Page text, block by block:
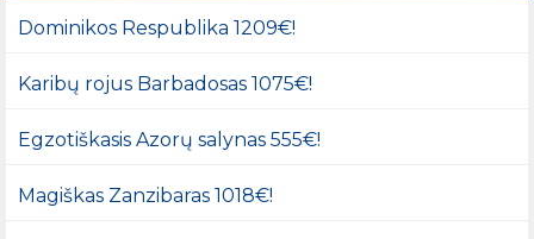
Dominikos Respublika 1209€!
Karibų rojus Barbadosas 1075€!
Egzotiškasis Azorų salynas 555€!
Magiškas Zanzibaras 1018€!